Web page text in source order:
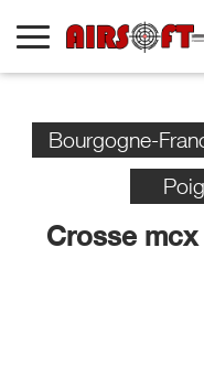
Bourgogne-
Crosse